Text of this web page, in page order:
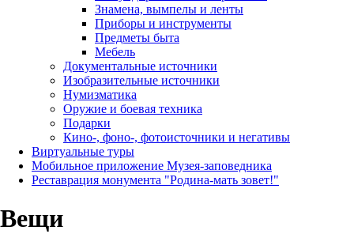
Знамена, вымпелы и ленты
Приборы и инструменты
Предметы быта
Мебель
Документальные источники
Изобразительные источники
Нумизматика
Оружие и боевая техника
Подарки
Кино-, фоно-, фотоисточники и негативы
Виртуальные туры
Мобильное приложение Музея-заповедника
Реставрация монумента "Родина-мать зовет!"
Вещи